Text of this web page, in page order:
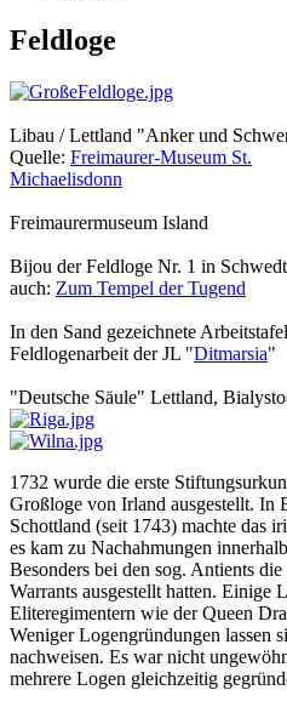
Feldloge
Libau / Lettland "Anker und
Quelle: Freimaurer-Museum St.
Michaelisdonn
Freimaurermuseum Island
Bijou der Feldloge Nr. 1 in
auch: Zum Tempel der Tugend
In den Sand gezeichnete
Feldlogenarbeit der JL "Ditmarsia"
"Deutsche Säule" Lettland,
1732 wurde die erste
Großloge von Irland ausgestellt. In
Schottland (seit 1743) machte das
es kam zu Nachahmungen
Besonders bei den sog. Antients
Warrants ausgestellt hatten. Einige
Eliteregimentern wie der Queen
Weniger Logengründungen lassen
nachweisen. Es war nicht
mehrere Logen gleichzeitig